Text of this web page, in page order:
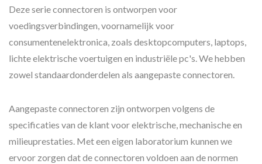
Deze serie connectoren is ontworpen voor
voedingsverbindingen, voornamelijk voor
consumentenelektronica, zoals desktopcomputers, laptops,
lichte elektrische voertuigen en industriële pc's. We hebben
zowel standaardonderdelen als aangepaste connectoren.
Aangepaste connectoren zijn ontworpen volgens de
specificaties van de klant voor elektrische, mechanische en
milieuprestaties. Met een eigen laboratorium kunnen we
ervoor zorgen dat de connectoren voldoen aan de normen